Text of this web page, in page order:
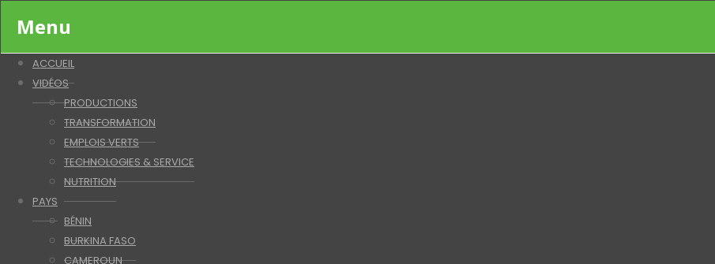
Menu
ACCUEIL
VIDÉOS
PRODUCTIONS
TRANSFORMATION
EMPLOIS VERTS
TECHNOLOGIES & SERVICE
NUTRITION
PAYS
BÉNIN
BURKINA FASO
CAMEROUN